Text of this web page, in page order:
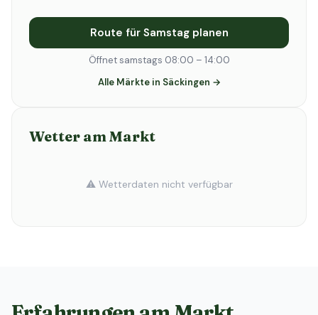
Route für Samstag planen
Öffnet samstags 08:00 – 14:00
Alle Märkte in Säckingen →
Wetter am Markt
⚠️ Wetterdaten nicht verfügbar